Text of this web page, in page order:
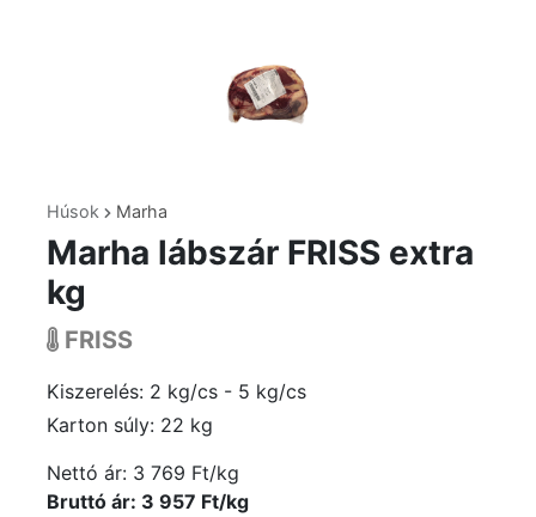
Húsok Marha
Marha lábszár FRISS extra
kg
FRISS
Kiszerelés: 2 kg/cs - 5 kg/cs
Karton súly: 22 kg
Nettó ár: 3 769 Ft/kg
Bruttó ár: 3 957 Ft/kg